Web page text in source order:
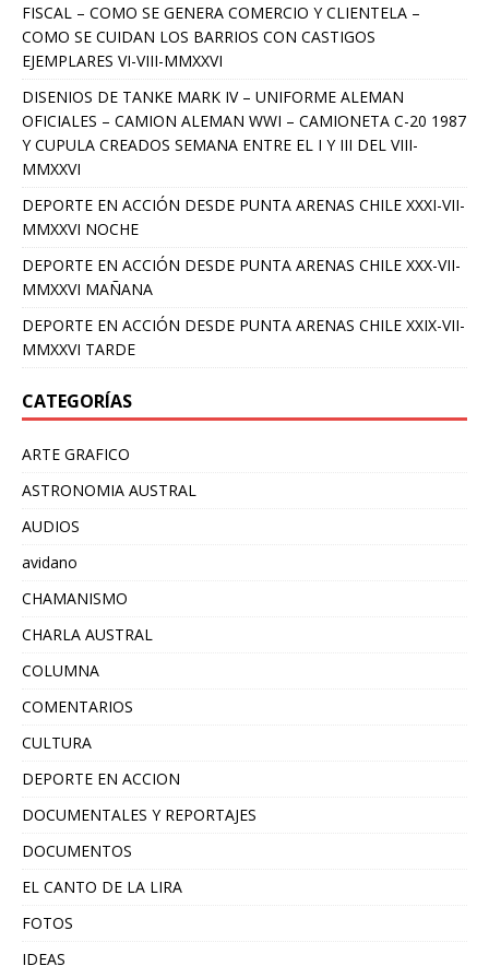
FISCAL – COMO SE GENERA COMERCIO Y CLIENTELA –
COMO SE CUIDAN LOS BARRIOS CON CASTIGOS
EJEMPLARES VI-VIII-MMXXVI
DISENIOS DE TANKE MARK IV – UNIFORME ALEMAN
OFICIALES – CAMION ALEMAN WWI – CAMIONETA C-20 1987
Y CUPULA CREADOS SEMANA ENTRE EL I Y III DEL VIII-
MMXXVI
DEPORTE EN ACCIÓN DESDE PUNTA ARENAS CHILE XXXI-VII-
MMXXVI NOCHE
DEPORTE EN ACCIÓN DESDE PUNTA ARENAS CHILE XXX-VII-
MMXXVI MAÑANA
DEPORTE EN ACCIÓN DESDE PUNTA ARENAS CHILE XXIX-VII-
MMXXVI TARDE
CATEGORÍAS
ARTE GRAFICO
ASTRONOMIA AUSTRAL
AUDIOS
avidano
CHAMANISMO
CHARLA AUSTRAL
COLUMNA
COMENTARIOS
CULTURA
DEPORTE EN ACCION
DOCUMENTALES Y REPORTAJES
DOCUMENTOS
EL CANTO DE LA LIRA
FOTOS
IDEAS